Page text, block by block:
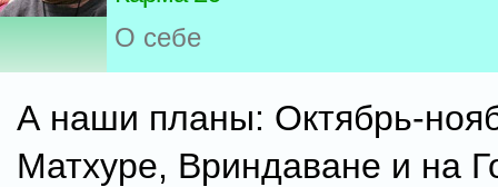
О себе
А наши планы: Октябрь-
Матхуре, Вриндаване и на